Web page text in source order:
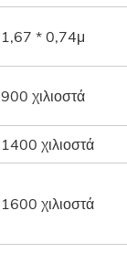
1,67 * 0,74μ
900 χιλιοστά
1400 χιλιοστά
1600 χιλιοστά